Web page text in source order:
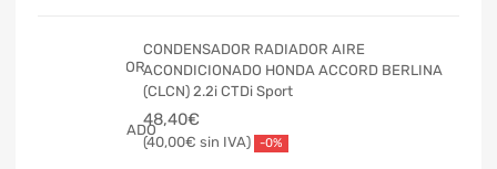
CONDENSADOR RADIADOR AIRE
ACONDICIONADO HONDA ACCORD BERLINA
(CLCN) 2.2i CTDi Sport
48,40€
40,00€ -0%